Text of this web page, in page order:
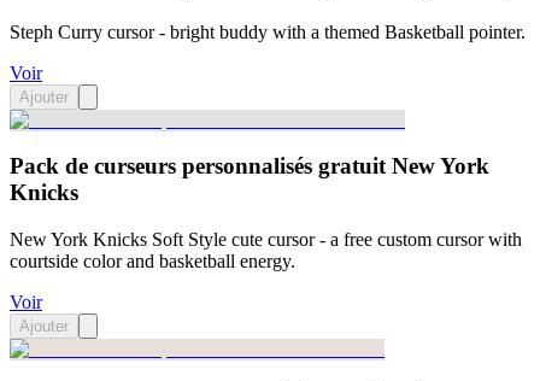
Steph Curry cursor - bright buddy with a themed Basketball pointer.
Voir
Ajouter
Pack de curseurs personnalisés gratuit New York
Knicks
New York Knicks Soft Style cute cursor - a free custom cursor with
courtside color and basketball energy.
Voir
Ajouter